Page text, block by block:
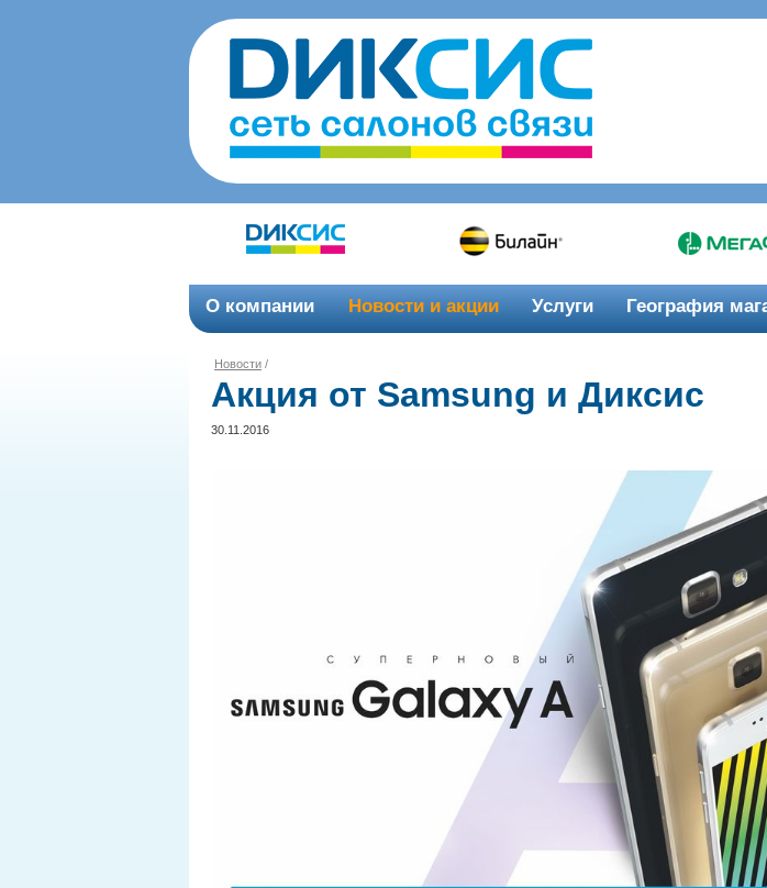
О компании Новости и акции Услуги География
Новости /
Акция от Samsung и Диксис
30.11.2016